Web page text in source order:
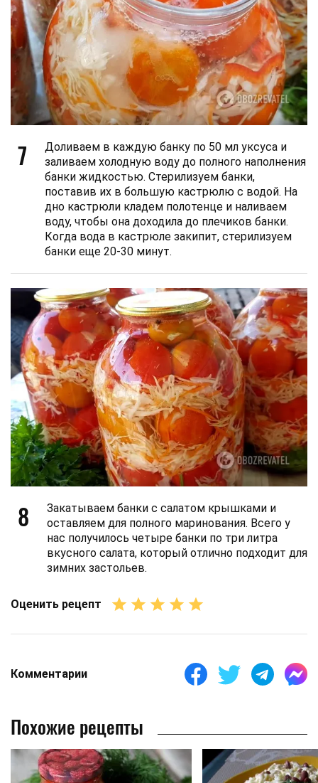
7
Доливаем в каждую банку по 50 мл уксуса и
заливаем холодную воду до полного наполнения
банки жидкостью. Стерилизуем банки,
поставив их в большую кастрюлю с водой. На
дно кастрюли кладем полотенце и наливаем
воду, чтобы она доходила до плечиков банки.
Когда вода в кастрюле закипит, стерилизуем
банки еще 20-30 минут.
8
Закатываем банки с салатом крышками и
оставляем для полного маринования. Всего у
нас получилось четыре банки по три литра
вкусного салата, который отлично подходит для
зимних застольев.
Оценить рецепт
Комментарии
Похожие рецепты